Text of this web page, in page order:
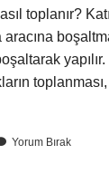
toplanır?
Yorum Bırak